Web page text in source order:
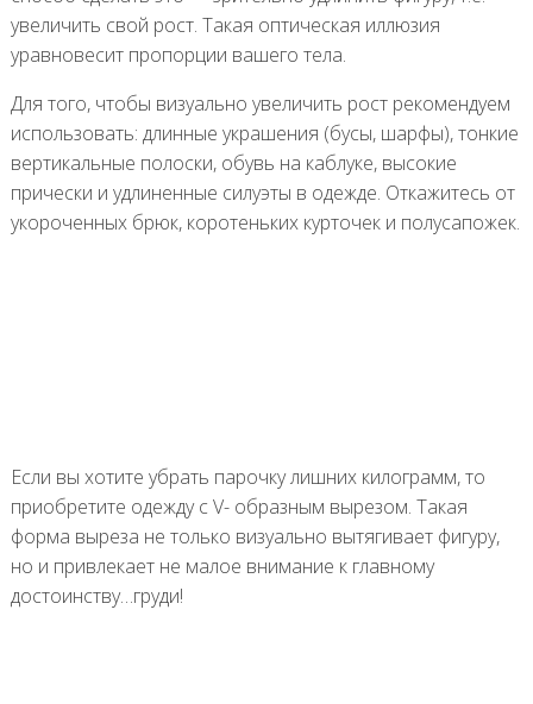
увеличить свой рост. Такая оптическая иллюзия
уравновесит пропорции вашего тела.
Для того, чтобы визуально увеличить рост рекомендуем
использовать: длинные украшения (бусы, шарфы), тонкие
вертикальные полоски, обувь на каблуке, высокие
прически и удлиненные силуэты в одежде. Откажитесь от
укороченных брюк, коротеньких курточек и полусапожек.
Если вы хотите убрать парочку лишних килограмм, то
приобретите одежду с V- образным вырезом. Такая
форма выреза не только визуально вытягивает фигуру,
но и привлекает не малое внимание к главному
достоинству…груди!